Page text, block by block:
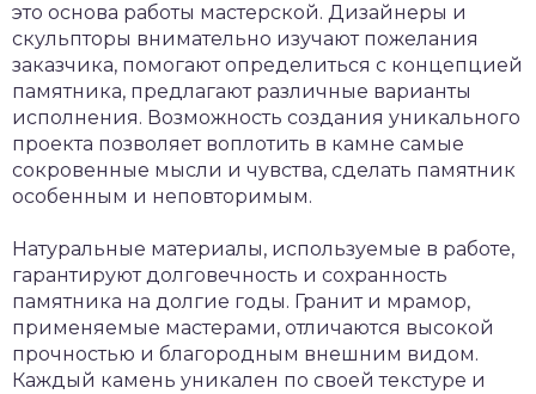
это основа работы мастерской. Дизайнеры и
скульпторы внимательно изучают пожелания
заказчика, помогают определиться с концепцией
памятника, предлагают различные варианты
исполнения. Возможность создания уникального
проекта позволяет воплотить в камне самые
сокровенные мысли и чувства, сделать памятник
особенным и неповторимым.
Натуральные материалы, используемые в работе,
гарантируют долговечность и сохранность
памятника на долгие годы. Гранит и мрамор,
применяемые мастерами, отличаются высокой
прочностью и благородным внешним видом.
Каждый камень уникален по своей текстуре и